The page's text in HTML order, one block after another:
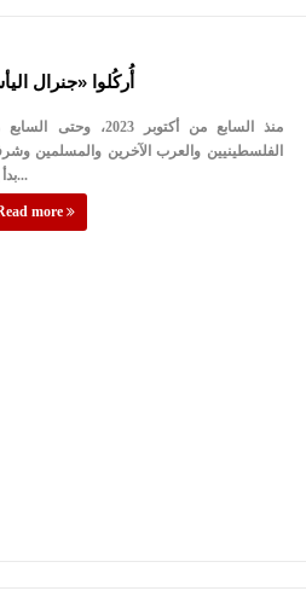
أُركُلوا «جنرال
الفلسطينيين والعرب الآخرين والمسلمين
بدأ يتغير على نحو دراماتيكي متسارع مع...
more